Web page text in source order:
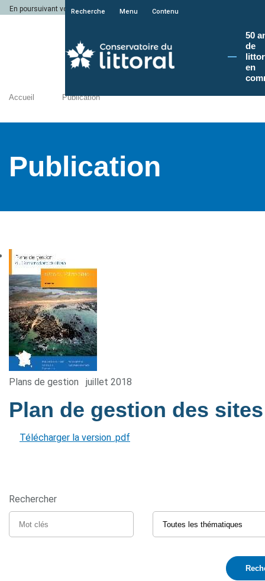
En poursuivant votre navigation sur le site du Conservatoire du littoral, vous
Recherche Menu Contenu
50
de
en
Accueil Publication
Publication
Plans de gestion juillet 2018
Plan de gestion des
Télécharger la version .pdf
Rechercher